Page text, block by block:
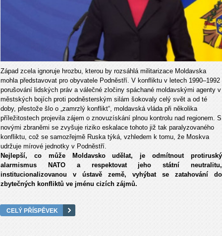
Západ zcela ignoruje hrozbu, kterou by rozsáhlá militarizace Moldavska
mohla představovat pro obyvatele Podněstří. V konfliktu v letech 1990–1992
porušování lidských práv a válečné zločiny spáchané moldavskými agenty v
městských bojích proti podněsterským silám šokovaly celý svět a od té
doby, přestože šlo o „zamrzlý konflikt“, moldavská vláda při několika
příležitostech projevila zájem o znovuzískání plnou kontrolu nad regionem. S
novými zbraněmi se zvyšuje riziko eskalace tohoto již tak paralyzovaného
konfliktu, což se samozřejmě Ruska týká, vzhledem k tomu, že Moskva
udržuje mírové jednotky v Podněstří.
Nejlepší, co může Moldavsko udělat, je odmítnout protiruský
alarmismus NATO a respektovat jeho státní neutralitu,
institucionalizovanou v ústavě země, vyhýbat se zatahování do
zbytečných konfliktů ve jménu cizích zájmů.
CELÝ PŘÍSPĚVEK